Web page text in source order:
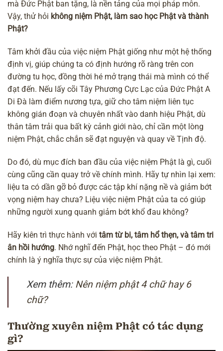
mà Đức Phật ban tặng, là nền tảng của mọi pháp môn.
Vậy, thử hỏi không niệm Phật, làm sao học Phật và thành
Phật?
Tâm khởi đầu của việc niệm Phật giống như một hệ thống
định vị, giúp chúng ta có định hướng rõ ràng trên con
đường tu học, đồng thời hé mở trạng thái mà mình có thể
đạt đến. Nếu lấy cõi Tây Phương Cực Lạc của Đức Phật A
Di Đà làm điểm nương tựa, giữ cho tâm niệm liên tục
không gián đoạn và chuyên nhất vào danh hiệu Phật, dù
thân tâm trải qua bất kỳ cảnh giới nào, chỉ cần một lòng
niệm Phật, chắc chắn sẽ đạt nguyện và quay về Tịnh độ.
Do đó, dù mục đích ban đầu của việc niệm Phật là gì, cuối
cùng cũng cần quay trở về chính mình. Hãy tự nhìn lại xem:
liệu ta có dần gỡ bỏ được các tập khí nặng nề và giảm bớt
vọng niệm hay chưa? Liệu việc niệm Phật của ta có giúp
những người xung quanh giảm bớt khổ đau không?
Hãy kiên trì thực hành với tâm từ bi, tâm hổ thẹn, và tâm tri
ân hồi hướng. Nhớ nghĩ đến Phật, học theo Phật – đó mới
chính là ý nghĩa thực sự của việc niệm Phật.
Xem thêm: Nên niệm phật 4 chữ hay 6
chữ?
Thường xuyên niệm Phật có tác dụng
gì?